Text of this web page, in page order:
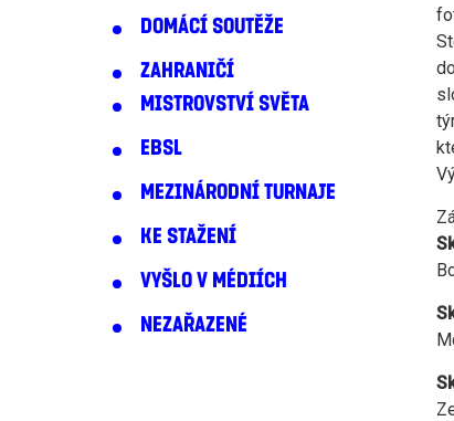
DOMÁCÍ SOUTĚŽE
ZAHRANIČÍ
MISTROVSTVÍ SVĚTA
EBSL
MEZINÁRODNÍ TURNAJE
KE STAŽENÍ
VYŠLO V MÉDIÍCH
NEZAŘAZENÉ